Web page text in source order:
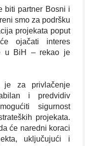
biti partner Bosni i
smo za podršku
projekata poput
ojačati interes
u BiH – rekao je
je za privlačenje
i predvidiv
sigurnost
projekata.
će naredni koraci
uključujući i